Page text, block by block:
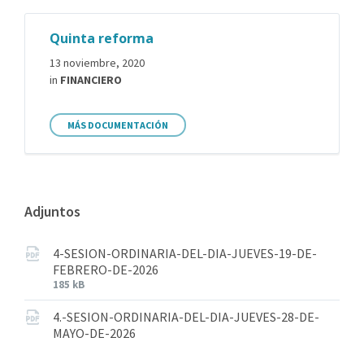
Quinta reforma
13 noviembre, 2020
in FINANCIERO
MÁS DOCUMENTACIÓN
Adjuntos
4-SESION-ORDINARIA-DEL-DIA-JUEVES-19-DE-
FEBRERO-DE-2026
185 kB
4.-SESION-ORDINARIA-DEL-DIA-JUEVES-28-DE-
MAYO-DE-2026